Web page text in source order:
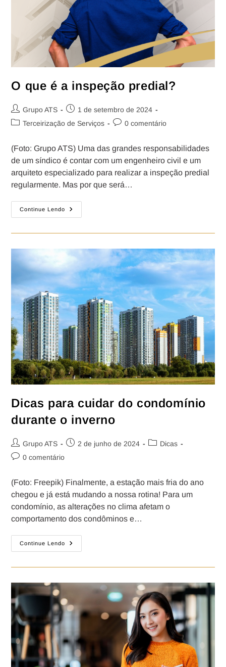
O que é a inspeção predial?
Grupo ATS
1 de setembro de 2024
Terceirização de Serviços
0 comentário
(Foto: Grupo ATS) Uma das grandes responsabilidades
de um síndico é contar com um engenheiro civil e um
arquiteto especializado para realizar a inspeção predial
regularmente. Mas por que será…
Continue Lendo
Dicas para cuidar do condomínio
durante o inverno
Grupo ATS 2 de junho de 2024
Dicas
0 comentário
(Foto: Freepik) Finalmente, a estação mais fria do ano
chegou e já está mudando a nossa rotina! Para um
condomínio, as alterações no clima afetam o
comportamento dos condôminos e…
Continue Lendo